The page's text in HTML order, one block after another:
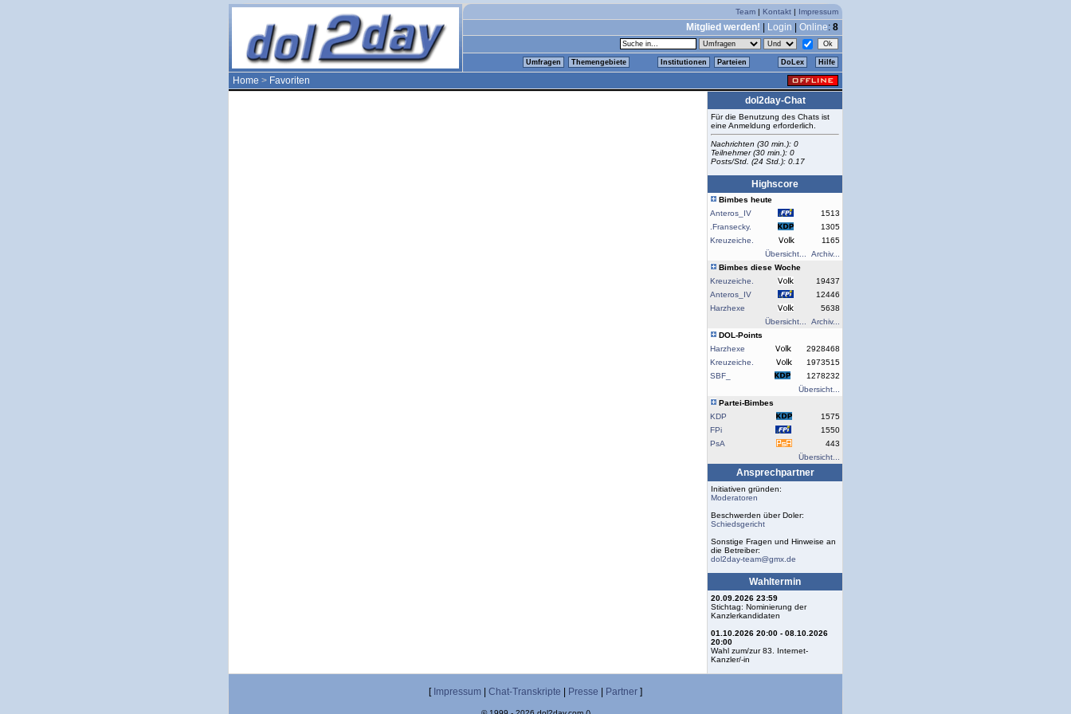
Team | Kontakt | Impressum
Mitglied werden! Login Online: 8
Umfragen Themengebiete Institutionen Parteien DoLex Hilfe
Home > Favoriten
dol2day-Chat
Für die Benutzung des Chats ist
eine Anmeldung erforderlich.
Nachrichten (30 min.): 0
Teilnehmer (30 min.): 0
Posts/Std. (24 Std.): 0.17
Highscore
Bimbes heute
Anteros_IV
1513
.Fransecky.
1305
Kreuzeiche.
1165
Übersicht...
Archiv...
Bimbes diese Woche
Kreuzeiche.
19437
Anteros_IV
12446
Harzhexe
5638
Übersicht...
Archiv...
DOL-Points
Harzhexe
2928468
Kreuzeiche.
1973515
SBF_
1278232
Übersicht...
Partei-Bimbes
KDP
1575
FPi
1550
PsA
443
Übersicht...
Ansprechpartner
Initiativen gründen:
Moderatoren
Beschwerden über Doler:
Schiedsgericht
Sonstige Fragen und Hinweise an
die Betreiber:
dol2day-team@gmx.de
Wahltermin
20.09.2026 23:59
Stichtag: Nominierung der
Kanzlerkandidaten
01.10.2026 20:00 - 08.10.2026
20:00
Wahl zum/zur 83. Internet-
Kanzler/-in
[ Impressum Chat-Transkripte Presse Partner ]